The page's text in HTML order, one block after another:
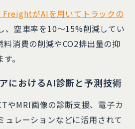
がAIを用いてトラックの
、空車率を10〜15%削減してい
料消費の削減やCO2排出量の抑
。
におけるAI診断と予測技術
やMRI画像の診断支援、電子カ
ュレーションなどに活用されて